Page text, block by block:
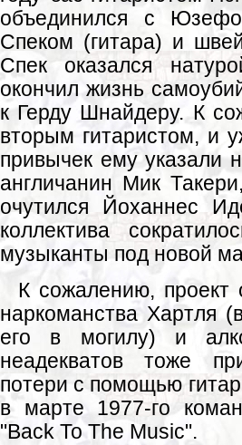
объединился с
Спеком (гитара) и
Спек оказался
окончил жизнь
к Герду Шнайдеру. К
вторым гитаристом, и
привычек ему указали
англичанин Мик
очутился Йоханнес
коллектива
музыканты под новой
К сожалению, проект
наркоманства Хартля
его в могилу) и
неадекватов тоже
потери с помощью
в марте 1977-го
"Back To The Music".